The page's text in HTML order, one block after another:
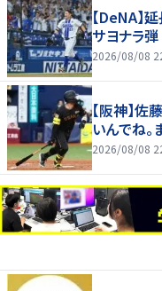
【DeNA】
サヨナラ
2026/08/08
【阪神】佐
いんでね
2026/08/08